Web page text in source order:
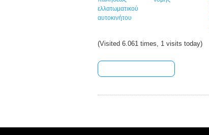
ελλατωματικού
αυτοκινήτου
(Visited 6.061 times, 1 visits today)